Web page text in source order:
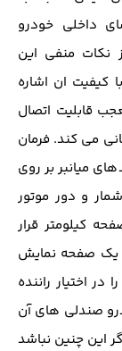
داخلی خودرو
نکات منفی این
کیفیت ان اشاره
می کند. فرمان
کلیدهای میانبر بر روی
و دور موتور
کیلومتر قرار
یک صفحه نمایش
اختیار راننده
صندلی های آن
این چنین نباشد